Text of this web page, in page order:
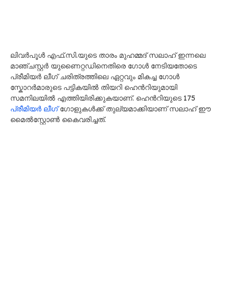
ലിവർപൂൾ എഫ്.സി.യുടെ താരം മുഹമ്മദ് സലാഹ് ഇന്നലെ
മാഞ്ചസ്റ്റർ യുണൈറ്റഡിനെതിരെ ഗോൾ നേടിയതോടെ
പ്രീമിയർ ലീഗ് ചരിത്രത്തിലെ ഏറ്റവും മികച്ച ഗോൾ
സ്കോറർമാരുടെ പട്ടികയിൽ തിയറി ഹെൻറിയുമായി
സമനിലയിൽ എത്തിയിരിക്കുകയാണ്. ഹെൻറിയുടെ 175
പ്രീമിയർ ലീഗ്ഗോളുകൾക്ക് തുല്യമാക്കിയാണ് സലാഹ് ഈ
മൈൽസ്റ്റോൺ കൈവരിച്ചത്.